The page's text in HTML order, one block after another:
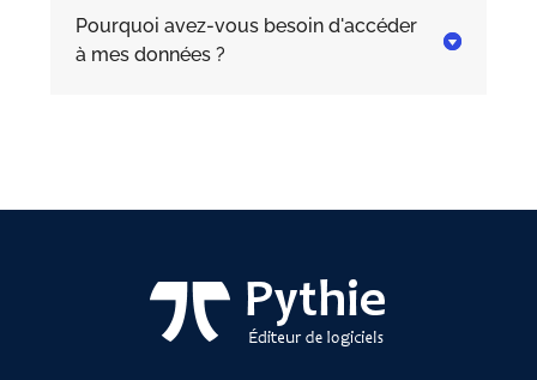

Pourquoi avez-vous besoin d'accéder
à mes données ?